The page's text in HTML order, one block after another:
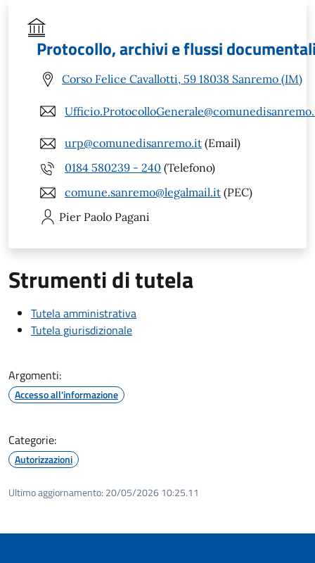
Protocollo, archivi e flussi
Corso Felice Cavallotti, 59 18038 Sanremo (IM)
urp@comunedisanremo.it (Email)
0184 580239 - 240 (Telefono)
comune.sanremo@legalmail.it (PEC)
Pier Paolo Pagani
Strumenti di tutela
Tutela amministrativa
Tutela giurisdizionale
Argomenti:
Accesso all'informazione
Categorie:
Autorizzazioni
Ultimo aggiornamento: 20/05/2026 10:25.11